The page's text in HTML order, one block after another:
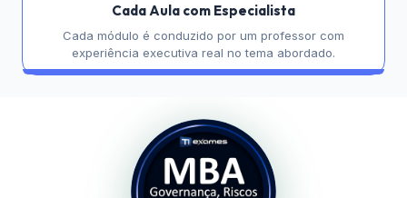
Cada Aula com Especialista
Cada módulo é conduzido por um professor com
experiência executiva real no tema abordado.